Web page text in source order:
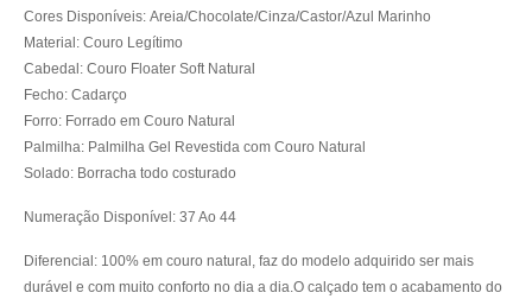
Cores Disponíveis: Areia/Chocolate/Cinza/Castor/Azul Marinho
Material: Couro Legítimo
Cabedal: Couro Floater Soft Natural
Fecho: Cadarço
Forro: Forrado em Couro Natural
Palmilha: Palmilha Gel Revestida com Couro Natural
Solado: Borracha todo costurado
Numeração Disponível: 37 Ao 44
Diferencial: 100% em couro natural, faz do modelo adquirido ser mais
durável e com muito conforto no dia a dia. O calçado tem o acabamento do